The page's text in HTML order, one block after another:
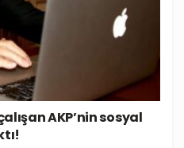
AKP’nin sosyal